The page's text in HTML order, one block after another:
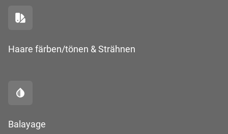
Haare färben/tönen & Strähnen
Balayage